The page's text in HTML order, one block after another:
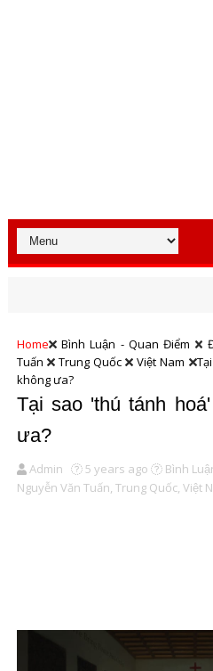
Home Bình Luận - Quan Điểm
Tuấn
Trung Quốc Việt Nam
không ưa?
Tại sao 'thú tánh
ưa?
Admin 5 years ago Bình
Nguyễn Văn Tuấn, Trung Quốc, Việt